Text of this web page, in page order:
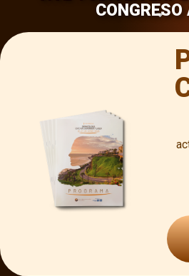
CONGRESO